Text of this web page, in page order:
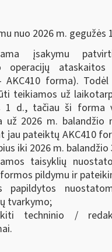
nuo 2026 m. gegužės
įsakymu
operacijų ataskaitos
AKC410 forma). Todėl
teikiamos už
1 d., tačiau ši forma
už 2026 m. balandžio
jau pateiktų AKC410
iki 2026 m. balandžio
taisyklių
pildymu ir
papildytos
tvarkymo;
techninio /